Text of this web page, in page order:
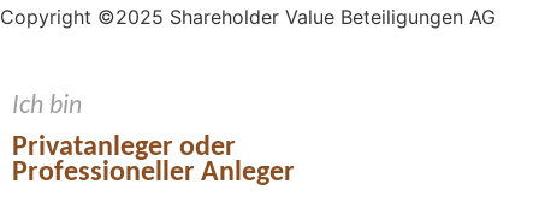
Copyright ©2025 Shareholder Value Beteiligungen AG
Ich bin
Privatanleger oder
Professioneller Anleger